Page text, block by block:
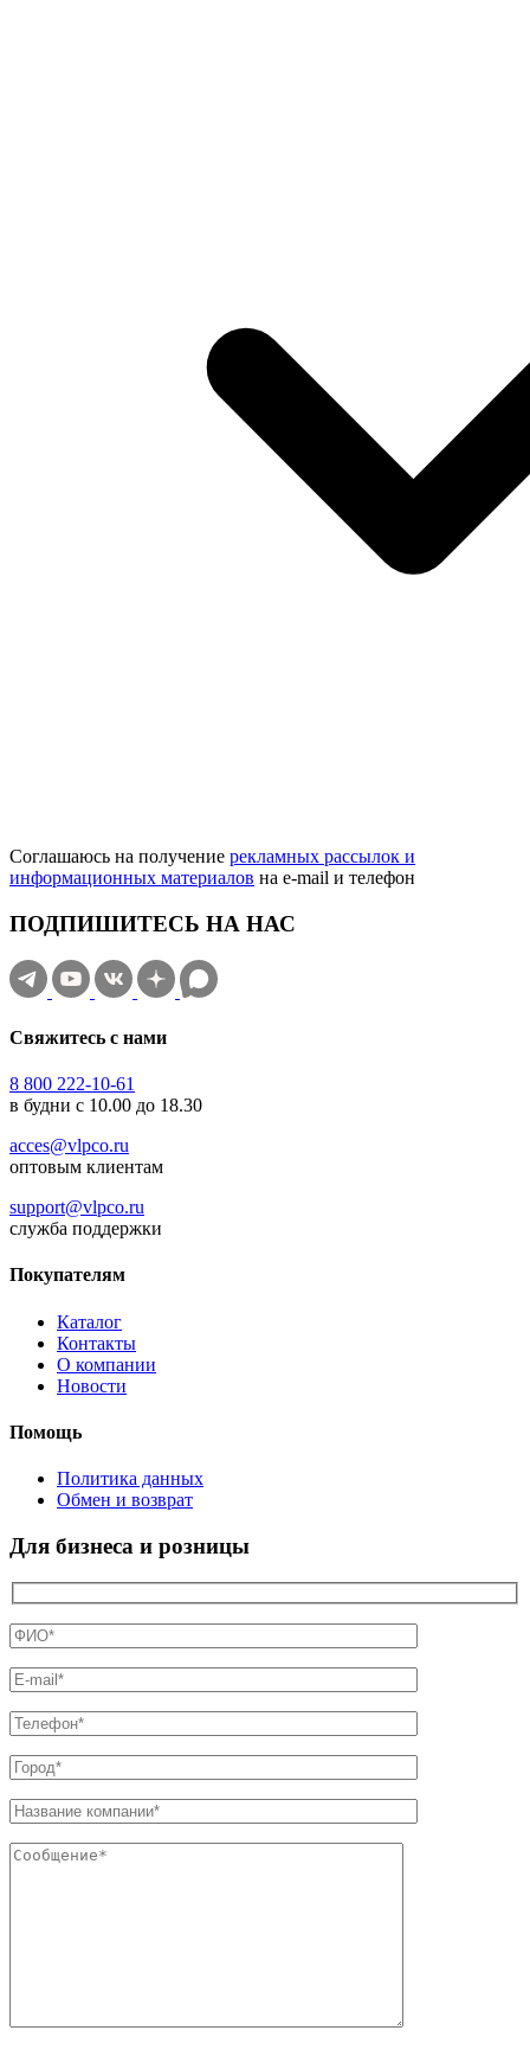
Соглашаюсь на получение рекламных рассылок и
информационных материалов на e‑mail и телефон
ПОДПИШИТЕСЬ НА НАС
Свяжитесь с нами
8 800 222-10-61
в будни с 10.00 до 18.30
acces@vlpco.ru
оптовым клиентам
support@vlpco.ru
служба поддержки
Покупателям
Каталог
Контакты
О компании
Новости
Помощь
Политика данных
Обмен и возврат
Для бизнеса и розницы